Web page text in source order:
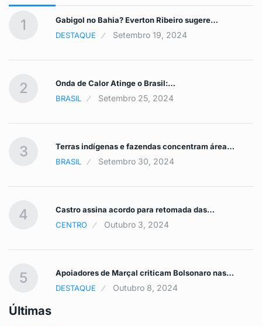
1
Gabigol no Bahia? Everton Ribeiro sugere…
DESTAQUE
Setembro 19, 2024
2
Onda de Calor Atinge o Brasil:…
BRASIL
Setembro 25, 2024
3
Terras indígenas e fazendas concentram área…
BRASIL
Setembro 30, 2024
4
Castro assina acordo para retomada das…
CENTRO
Outubro 3, 2024
5
Apoiadores de Marçal criticam Bolsonaro nas…
DESTAQUE
Outubro 8, 2024
Últimas